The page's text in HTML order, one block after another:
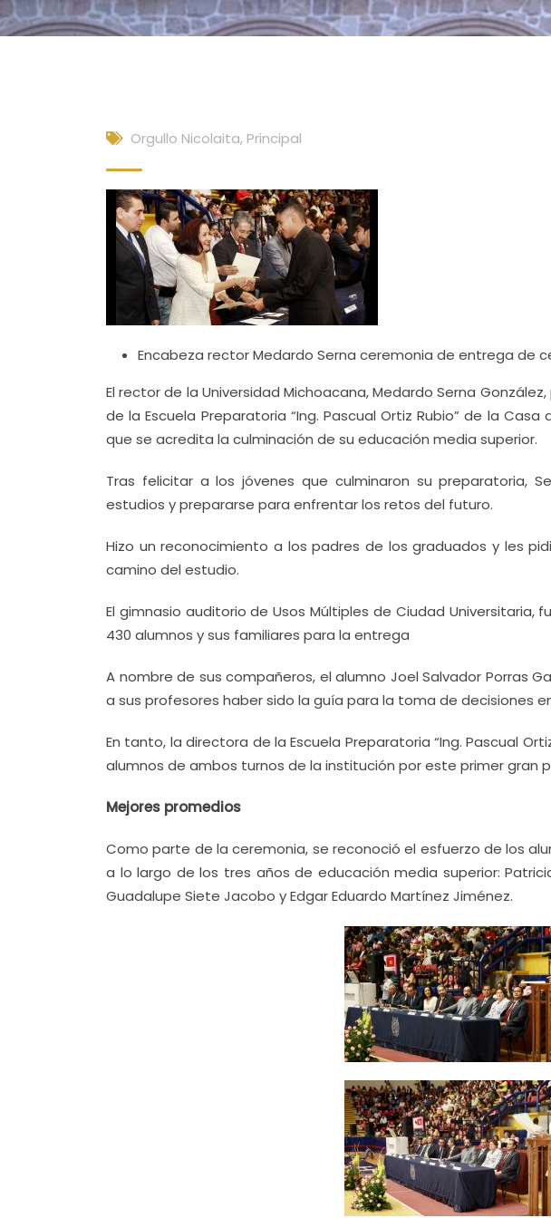
Orgullo Nicolaita, Principal
Encabeza rector Medardo Serna ceremonia de entrega de
El rector de la Universidad Michoacana, Medardo Serna
de la Escuela Preparatoria “Ing. Pascual Ortiz Rubio” de la
que se acredita la culminación de su educación media superior.
Tras felicitar a los jóvenes que culminaron su preparatoria,
estudios y prepararse para enfrentar los retos del futuro.
Hizo un reconocimiento a los padres de los graduados y les
camino del estudio.
El gimnasio auditorio de Usos Múltiples de Ciudad Universitaria,
430 alumnos y sus familiares para la entrega
A nombre de sus compañeros, el alumno Joel Salvador Porras
a sus profesores haber sido la guía para la toma de decisiones
En tanto, la directora de la Escuela Preparatoria “Ing. Pascual
alumnos de ambos turnos de la institución por este primer gran
Mejores promedios
Como parte de la ceremonia, se reconoció el esfuerzo de los
a lo largo de los tres años de educación media superior:
Guadalupe Siete Jacobo y Edgar Eduardo Martínez Jiménez.